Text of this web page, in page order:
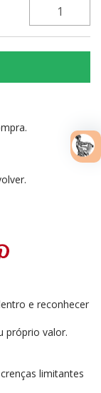
e reconhecer
próprio valor.
limitantes